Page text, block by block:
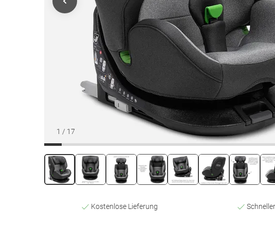
1 / 17
Kostenlose Lieferung